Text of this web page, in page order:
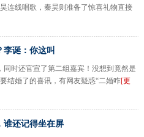
连线唱歌，秦昊则准备了惊喜礼物直接
李诞：你这叫
同时还官宣了第二组嘉宾！没想到竟然是
结婚了的喜讯，有网友疑惑“二婚咋[更
谁还记得坐在屏